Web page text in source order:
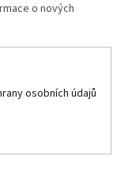
o nových
osobních údajů